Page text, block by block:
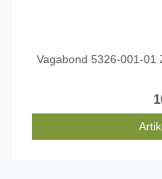
Vagabond 5326-001-01